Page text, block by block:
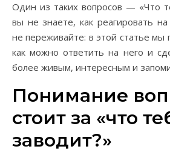
Один из таких вопросов — «Что
вы не знаете, как реагировать
не переживайте: в этой статье мы
как можно ответить на него и
более живым, интересным и
Понимание
стоит за «что
заводит?»